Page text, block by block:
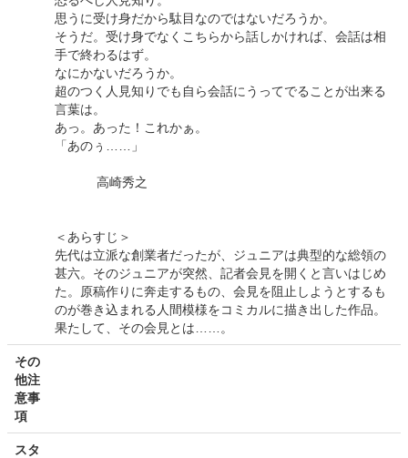
思うに受け身だから駄目なのではないだろうか。
そうだ。受け身でなくこちらから話しかければ、会話は相
手で終わるはず。
なにかないだろうか。
超のつく人見知りでも自ら会話にうってでることが出来る
言葉は。
あっ。あった！これかぁ。
「あのぅ……」
高崎秀之
＜あらすじ＞
先代は立派な創業者だったが、ジュニアは典型的な総領の
甚六。そのジュニアが突然、記者会見を開くと言いはじめ
た。原稿作りに奔走するもの、会見を阻止しようとするも
のが巻き込まれる人間模様をコミカルに描き出した作品。
果たして、その会見とは……。
その
他注
意事
項
スタ